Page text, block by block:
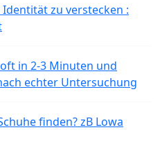
zu verstecken :
in 2-3 Minuten und
echter Untersuchung
finden? zB Lowa